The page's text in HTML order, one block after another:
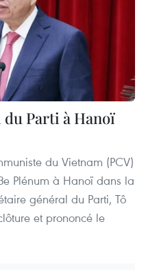
du Parti à Hanoï
du Vietnam (PCV)
Plénum à Hanoï dans la
général du Parti, Tô
et prononcé le